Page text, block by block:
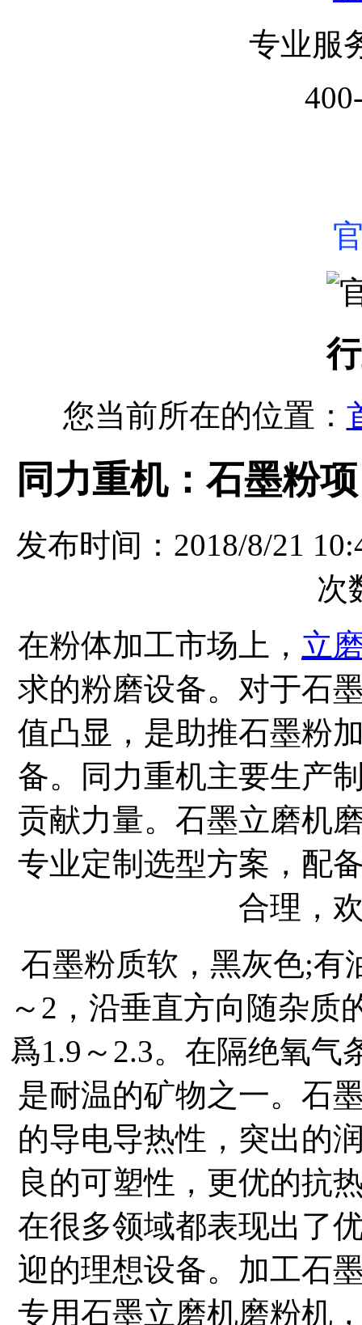
专业服
您当前所在的位置：
同力重机：石墨粉
发布时间：2018/8/21
次
在粉体加工市场上， 立
求的粉磨设备。对于石
值凸显，是助推石墨粉
备。同力重机主要生产
贡献力量。石墨立磨机
专业定制选型方案，配
合理，
石墨粉质软，黑灰色;有
～2，沿垂直方向随杂质
爲1.9～2.3。在隔绝氧
是耐温的矿物之一。石
的导电导热性，突出的
良的可塑性，更优的抗
在很多领域都表现出了
迎的理想设备。加工石
专用石墨立磨机磨粉机